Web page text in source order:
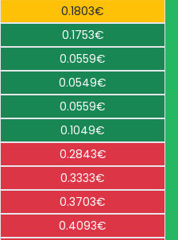
0.1803€
0.1753€
0.0559€
0.0549€
0.0559€
0.1049€
0.2843€
0.3333€
0.3703€
0.4093€